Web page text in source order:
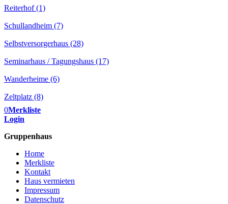
Reiterhof (1)
Schullandheim (7)
Selbstversorgerhaus (28)
Seminarhaus / Tagungshaus (17)
Wanderheime (6)
Zeltplatz (8)
0Merkliste
Login
Gruppenhaus
Home
Merkliste
Kontakt
Haus vermieten
Impressum
Datenschutz